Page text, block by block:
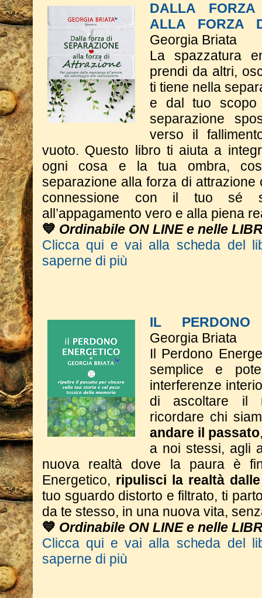
DALLA FORZA
ALLA FORZA
Georgia Briata
La spazzatura
prendi da altri,
ti tiene nella
e dal tuo
separazione
verso il
vuoto. Questo libro ti aiuta a
ogni cosa e la tua ombra,
separazione alla forza di attrazione
connessione con il tuo sé
all’appagamento vero e alla piena
💙 Ordinabile ON LINE e nelle
Clicca qui e vai alla scheda del
saperne di più
IL PERDONO
Georgia Briata
Il Perdono
semplice e
interferenze
di ascoltare il
ricordare chi
andare il passato
a noi stessi, agli
nuova realtà dove la paura è
Energetico, ripulisci la realtà
tuo sguardo distorto e filtrato, ti
da te stesso, in una nuova vita,
💙 Ordinabile ON LINE e nelle
Clicca qui e vai alla scheda del
saperne di più